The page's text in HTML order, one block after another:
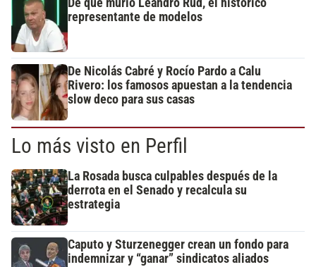
De qué murió Leandro Rud, el histórico
representante de modelos
De Nicolás Cabré y Rocío Pardo a Calu
Rivero: los famosos apuestan a la tendencia
slow deco para sus casas
Lo más visto en Perfil
La Rosada busca culpables después de la
derrota en el Senado y recalcula su
estrategia
Caputo y Sturzenegger crean un fondo para
indemnizar y “ganar” sindicatos aliados